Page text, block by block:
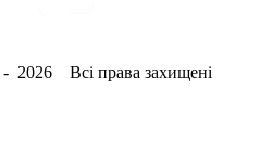
2026 Всі права захищені